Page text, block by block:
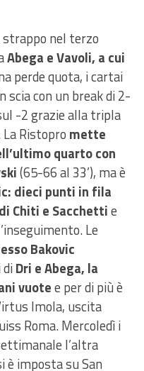
strappo nel terzo
Abega e Vavoli, a cui
perde quota, i cartai
con un break di 2-
-2 grazie alla tripla
La Ristopro mette
quarto con
(65-66 al 33’), ma è
dieci punti in fila
Chiti e Sacchettie
Le
Bakovic
Dri e Abega, la
vuotee per di più è
Imola, uscita
Roma. Mercoledì i
l’altra
è imposta su San